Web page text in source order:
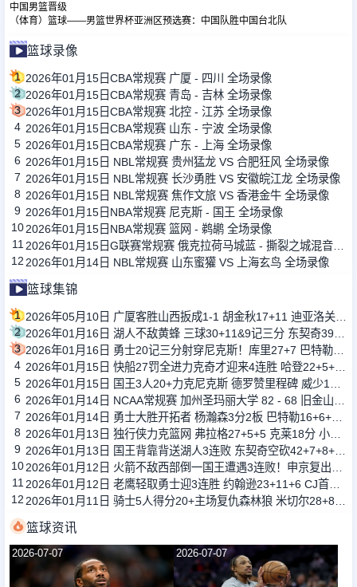
中国男篮晋级
（体育）篮球——男篮世界杯亚洲区预选赛：中国队胜中国台北队
篮球录像
1 2026年01月15日CBA常规赛 广厦 - 四川 全场录像
2 2026年01月15日CBA常规赛 青岛 - 吉林 全场录像
3 2026年01月15日CBA常规赛 北控 - 江苏 全场录像
4 2026年01月15日CBA常规赛 山东 - 宁波 全场录像
5 2026年01月15日CBA常规赛 广东 - 上海 全场录像
6 2026年01月15日 NBL常规赛 贵州猛龙 VS 合肥狂风 全场录像
7 2026年01月15日 NBL常规赛 长沙勇胜 VS 安徽皖江龙 全场录像
8 2026年01月15日 NBL常规赛 焦作文旅 VS 香港金牛 全场录像
9 2026年01月15日NBA常规赛 尼克斯 - 国王 全场录像
102026年01月15日NBA常规赛 篮网 - 鹈鹕 全场录像
11
12 2026年01月14日 NBL常规赛 山东蜜獾 VS 上海玄鸟 全场录像
篮球集锦
1
2
3
4
5
6
7
8
9
10
11
12
篮球资讯
2026-07-07 2026-07-07